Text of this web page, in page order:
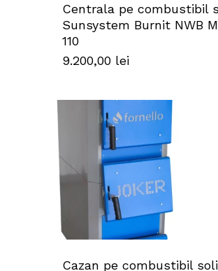
Centrala pe combustibil
Sunsystem Burnit NWB
110
9.200,00 lei
Cazan pe combustibil